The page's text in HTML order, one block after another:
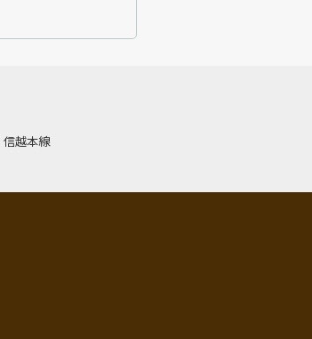
信越本線